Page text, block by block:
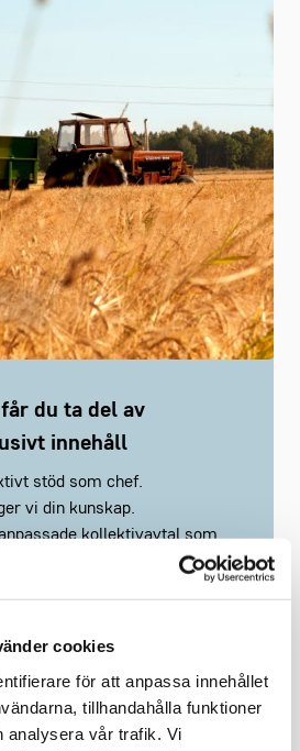
cookies
för att anpassa innehållet
tillhandahålla funktioner
analysera vår trafik. Vi
du ta del av
innehåll
stöd som chef.
vi din kunskap.
kollektivavtal som